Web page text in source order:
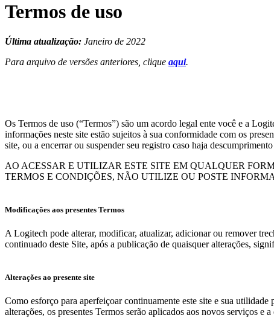
Termos de uso
Última atualização: Janeiro de 2022
Para arquivo de versões anteriores, clique aqui.
Os Termos de uso (“Termos”) são um acordo legal ente você e a
informações neste site estão sujeitos à sua conformidade com os
site, ou a encerrar ou suspender seu registro caso haja
AO ACESSAR E UTILIZAR ESTE SITE EM QUALQUER
TERMOS E CONDIÇÕES, NÃO UTILIZE OU POSTE
Modificações aos presentes Termos
A Logitech pode alterar, modificar, atualizar, adicionar ou remover
continuado deste Site, após a publicação de quaisquer alterações,
Alterações ao presente site
Como esforço para aperfeiçoar continuamente este site e sua
alterações, os presentes Termos serão aplicados aos novos serviços e